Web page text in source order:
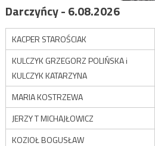
Darczyńcy - 6.08.2026
KACPER STAROŚCIAK
KULCZYK GRZEGORZ POLIŃSKA i
KULCZYK KATARZYNA
MARIA KOSTRZEWA
JERZY T MICHAJŁOWICZ
KOZIOŁ BOGUSŁAW